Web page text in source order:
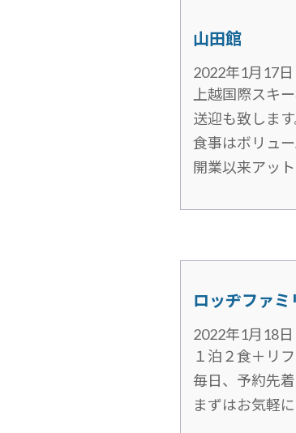
山田館
2022年1月17日
上越国際スキ
送迎も致します
食事はボリュ
開業以来アッ
ロッヂファミ
2022年1月18日
１泊２食＋リ
毎日、予約先
まずはお気軽